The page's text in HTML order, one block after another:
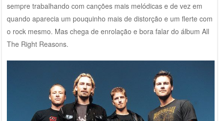
sempre trabalhando com canções mais melódicas e de vez em
quando aparecia um pouquinho mais de distorção e um flerte com
o rock mesmo. Mas chega de enrolação e bora falar do álbum All
The Right Reasons.